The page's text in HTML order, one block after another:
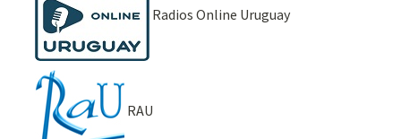
Radios Online Uruguay
RAU